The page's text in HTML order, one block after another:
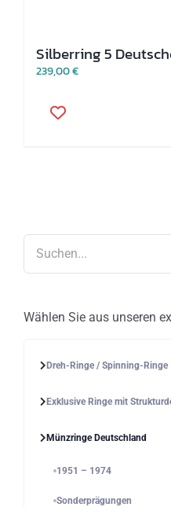
Silberring 5
239,00€
Produkt
Produktseite
gewählt
Wählen Sie aus unseren
Dreh-Ringe / Spinning-Ringe
Exklusive Ringe mit
Münzringe Deutschland
1951 – 1974
Sonderprägungen